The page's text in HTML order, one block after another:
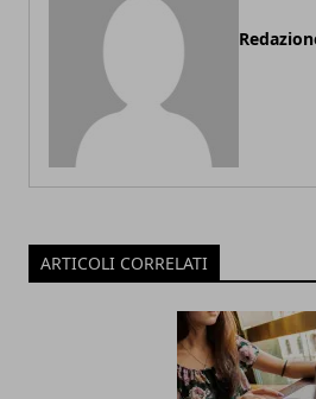
ARTICOLI CORRELATI